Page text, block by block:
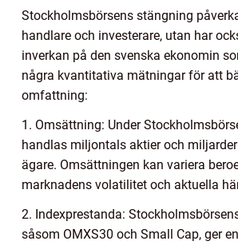
Stockholmsbörsens stängning
handlare och investerare, utan har
inverkan på den svenska ekonomin
några kvantitativa mätningar för att
omfattning:
1. Omsättning: Under
handlas miljontals aktier och
ägare. Omsättningen kan variera
marknadens volatilitet och aktuella
2. Indexprestanda:
såsom OMXS30 och Small Cap, ger